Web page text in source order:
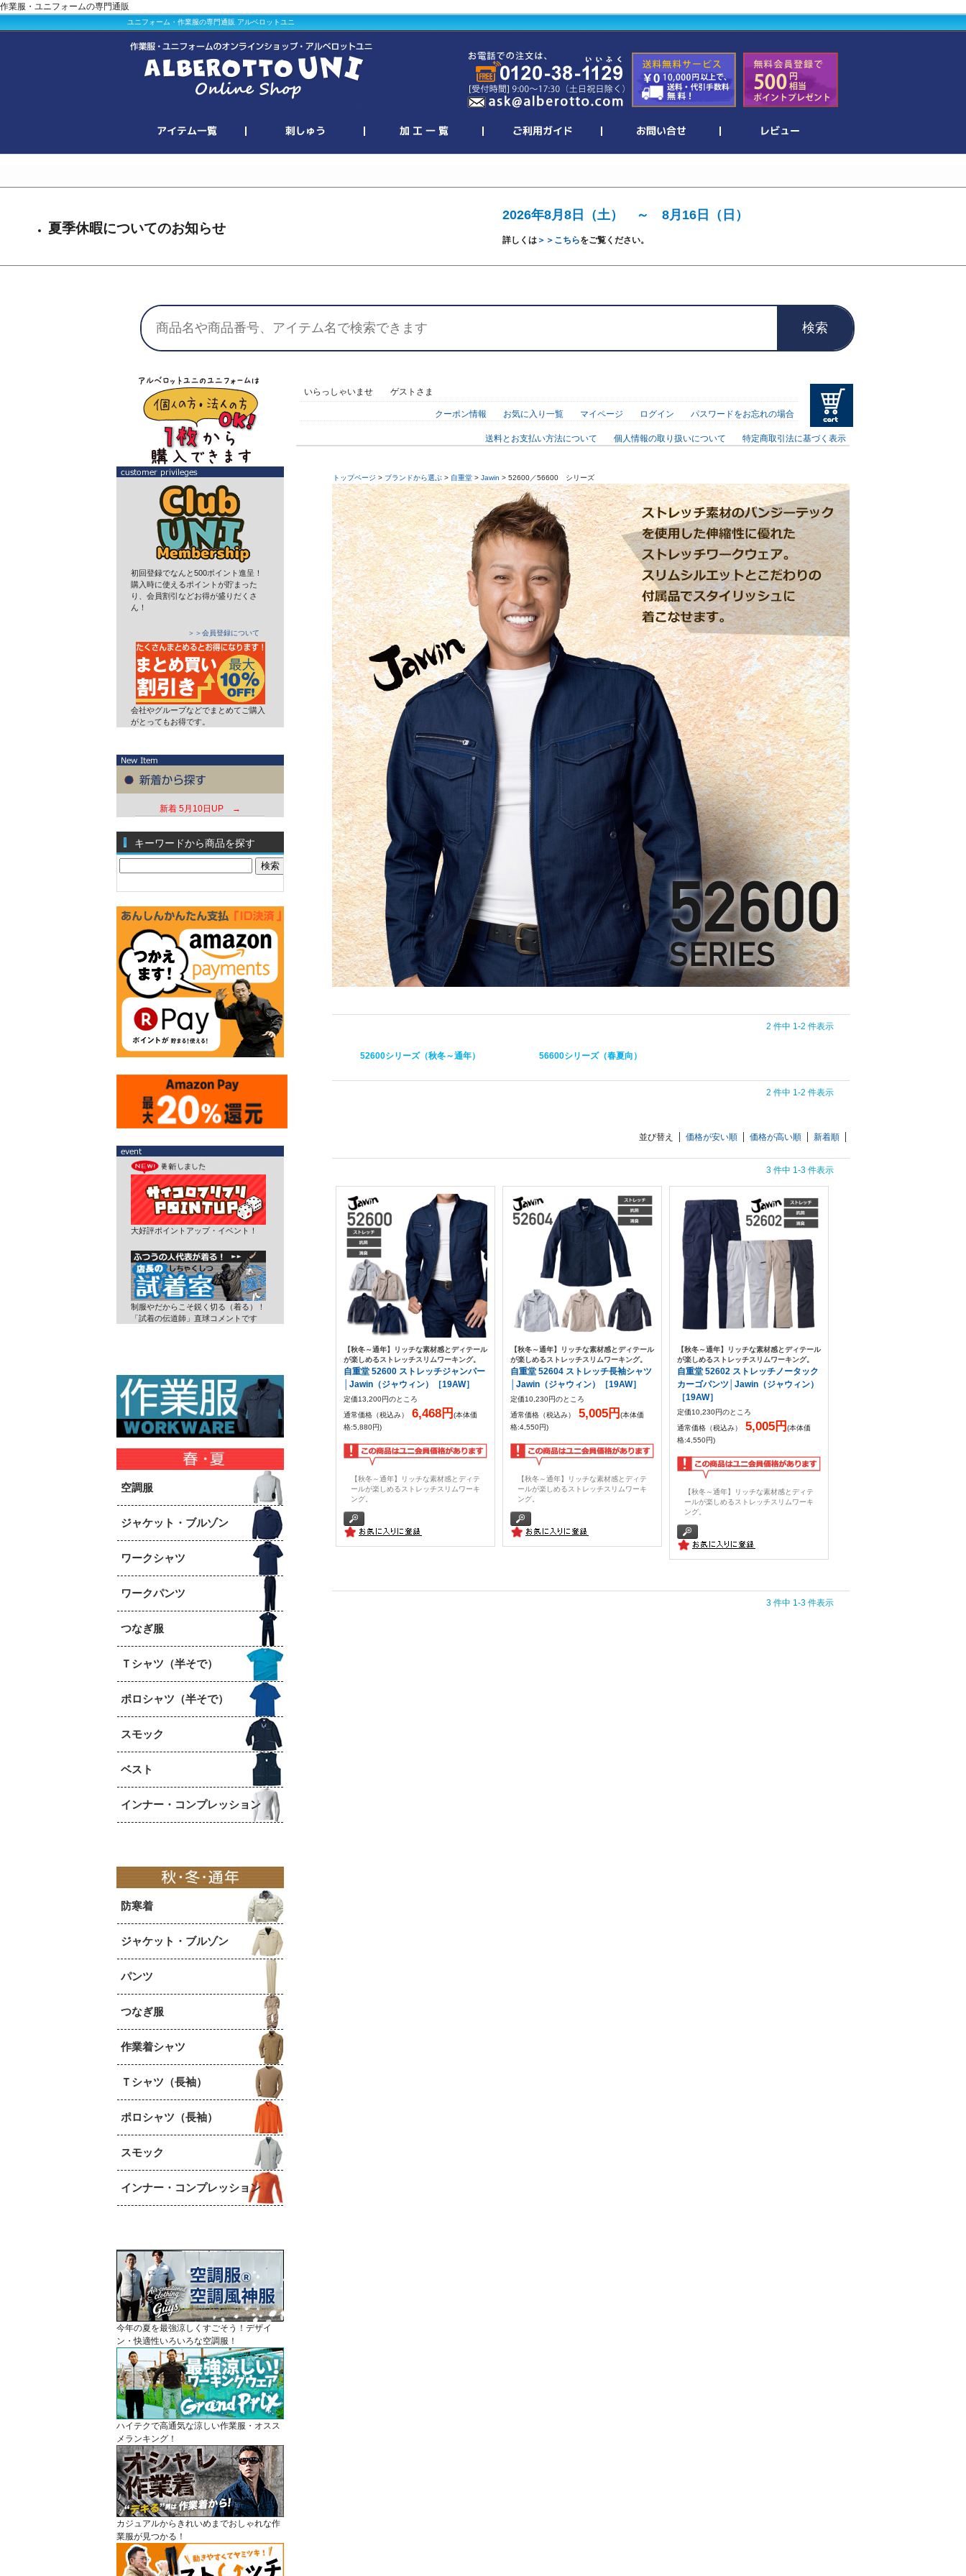
作業服・ユニフォームの専門通販
ユニフォーム・作業服の専門通販 アルベロットユニ
夏季休暇についてのお知らせ
2026年8月8日（土） ～ 8月16日（日）
詳しくは＞＞こちらをご覧ください。
検索
初回登録でなんと500ポイント進呈！
購入時に使えるポイントが貯まった
り、会員割引などお得が盛りだくさ
ん！
＞＞会員登録について
会社やグループなどでまとめてご購入
がとってもお得です。
新着 5月10日UP →
キーワードから商品を探す
大好評ポイントアップ・イベント！
制服やだからこそ鋭く切る（着る）！
「試着の伝道師」直球コメントです
空調服
ジャケット・ブルゾン
ワークシャツ
ワークパンツ
つなぎ服
Ｔシャツ（半そで）
ポロシャツ（半そで）
スモック
ベスト
インナー・コンプレッション
防寒着
ジャケット・ブルゾン
パンツ
つなぎ服
作業着シャツ
Ｔシャツ（長袖）
ポロシャツ（長袖）
スモック
インナー・コンプレッション
今年の夏を最強涼しくすごそう！デザイ
ン・快適性いろいろな空調服！
ハイテクで高通気な涼しい作業服・オスス
メランキング！
カジュアルからきれいめまでおしゃれな作
業服が見つかる！
いらっしゃいませ ゲストさま
クーポン情報 お気に入り一覧 マイページ ログイン パスワードをお忘れの場合
送料とお支払い方法について 個人情報の取り扱いについて 特定商取引法に基づく表示
トップページ > ブランドから選ぶ > 自重堂 > Jawin > 52600／56600 シリーズ
2 件中 1-2 件表示
52600シリーズ（秋冬～通年） 56600シリーズ（春夏向）
2 件中 1-2 件表示
並び替え 価格が安い順 価格が高い順 新着順
3 件中 1-3 件表示
【秋冬～通年】リッチな素材感とディテール
が楽しめるストレッチスリムワーキング。
自重堂 52600 ストレッチジャンパー
│Jawin（ジャウィン）［19AW］
定価13,200円のところ
通常価格（税込み）
6,468円(本体価
格:5,880円)
【秋冬～通年】リッチな素材感とディテ
ールが楽しめるストレッチスリムワーキ
ング。
【秋冬～通年】リッチな素材感とディテール
が楽しめるストレッチスリムワーキング。
自重堂 52604 ストレッチ長袖シャツ
│Jawin（ジャウィン）［19AW］
定価10,230円のところ
通常価格（税込み）
5,005円(本体価
格:4,550円)
【秋冬～通年】リッチな素材感とディテ
ールが楽しめるストレッチスリムワーキ
ング。
【秋冬～通年】リッチな素材感とディテール
が楽しめるストレッチスリムワーキング。
自重堂 52602 ストレッチノータック
カーゴパンツ│Jawin（ジャウィン）
［19AW］
定価10,230円のところ
通常価格（税込み）
5,005円(本体価
格:4,550円)
【秋冬～通年】リッチな素材感とディテ
ールが楽しめるストレッチスリムワーキ
ング。
3 件中 1-3 件表示